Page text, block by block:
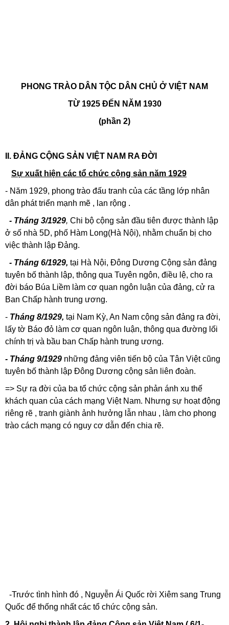
PHONG TRÀO DÂN TỘC DÂN CHỦ Ở VIỆT NAM
TỪ 1925 ĐẾN NĂM 1930
(phần 2)
II. ĐẢNG CỘNG SẢN VIỆT NAM RA ĐỜI
Sự xuất hiện các tổ chức cộng sản năm 1929
- Năm 1929, phong trào đấu tranh của các tầng lớp nhân
dân phát triển mạnh mẽ , lan rộng .
- Tháng 3/1929, Chi bộ cộng sản đầu tiên được thành lập
ở số nhà 5D, phố Hàm Long(Hà Nội), nhằm chuẩn bị cho
việc thành lập Đảng.
- Tháng 6/1929, tại Hà Nội, Đông Dương Cộng sản đảng
tuyên bố thành lập, thông qua Tuyên ngôn, điều lệ, cho ra
đời báo Búa Liềm làm cơ quan ngôn luận của đảng, cử ra
Ban Chấp hành trung ương.
- Tháng 8/1929, tại Nam Kỳ, An Nam cộng sản đảng ra đời,
lấy tờ Báo đỏ làm cơ quan ngôn luận, thông qua đường lối
chính trị và bầu ban Chấp hành trung ương.
- Tháng 9/1929 những đảng viên tiến bộ của Tân Việt cũng
tuyên bố thành lập Đông Dương cộng sản liên đoàn.
=> Sự ra đời của ba tổ chức cộng sản phản ánh xu thế
khách quan của cách mạng Việt Nam. Nhưng sự hoạt động
riêng rẽ , tranh giành ảnh hưởng lẫn nhau , làm cho phong
trào cách mạng có nguy cơ dẫn đến chia rẽ.
-Trước tình hình đó , Nguyễn Ái Quốc rời Xiêm sang Trung
Quốc để thống nhất các tổ chức cộng sản.